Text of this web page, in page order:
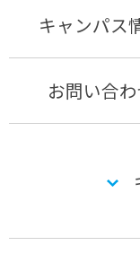
キャンパス
お問い合